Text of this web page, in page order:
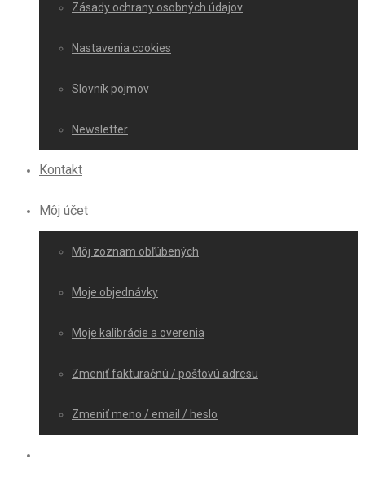
Zásady ochrany osobných údajov
Nastavenia cookies
Slovník pojmov
Newsletter
Kontakt
Môj účet
Môj zoznam obľúbených
Moje objednávky
Moje kalibrácie a overenia
Zmeniť fakturačnú / poštovú adresu
Zmeniť meno / email / heslo